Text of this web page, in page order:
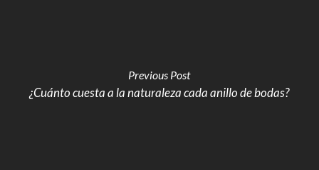
Previous Post
¿Cuánto cuesta a la naturaleza cada anillo de bodas?